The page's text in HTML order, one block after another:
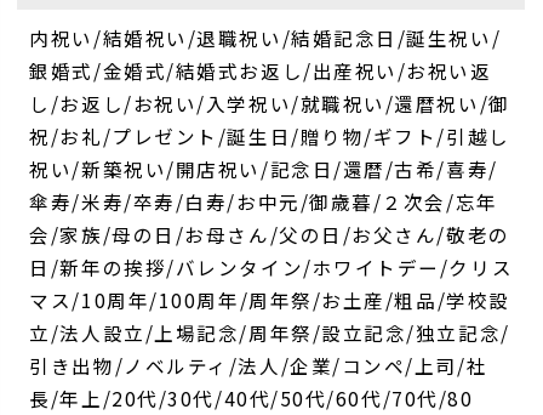
内祝い/結婚祝い/退職祝い/結婚記念日/誕生祝い/
銀婚式/金婚式/結婚式お返し/出産祝い/お祝い返
し/お返し/お祝い/入学祝い/就職祝い/還暦祝い/御
祝/お礼/プレゼント/誕生日/贈り物/ギフト/引越し
祝い/新築祝い/開店祝い/記念日/還暦/古希/喜寿/
傘寿/米寿/卒寿/白寿/お中元/御歳暮/２次会/忘年
会/家族/母の日/お母さん/父の日/お父さん/敬老の
日/新年の挨拶/バレンタイン/ホワイトデー/クリス
マス/10周年/100周年/周年祭/お土産/粗品/学校設
立/法人設立/上場記念/周年祭/設立記念/独立記念/
引き出物/ノベルティ/法人/企業/コンペ/上司/社
長/年上/20代/30代/40代/50代/60代/70代/80